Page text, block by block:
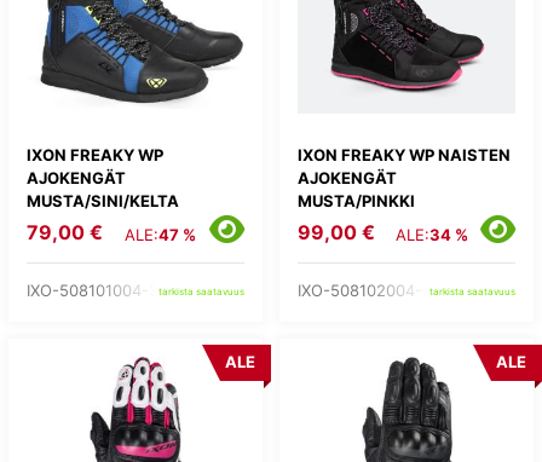
IXON FREAKY WP
AJOKENGÄT
MUSTA/SINI/KELTA
79,00 € ALE:47 %
IXO-508101004-35-tarkista saatavuus
IXON FREAKY WP NAISTEN
AJOKENGÄT
MUSTA/PINKKI
99,00 € ALE:34 %
IXO-508102004-73-tarkista saatavuus
ALE ALE